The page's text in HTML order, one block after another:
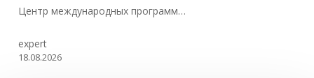
Центр международных программ…
expert
18.08.2026